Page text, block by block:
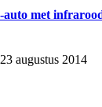
auto met
23 augustus 2014